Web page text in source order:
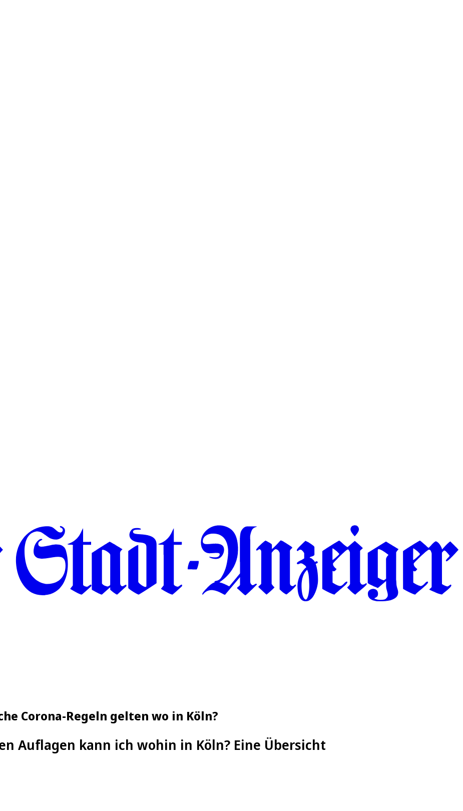
Corona-Regeln gelten wo in Köln?
Auflagen kann ich wohin in Köln? Eine Übersicht